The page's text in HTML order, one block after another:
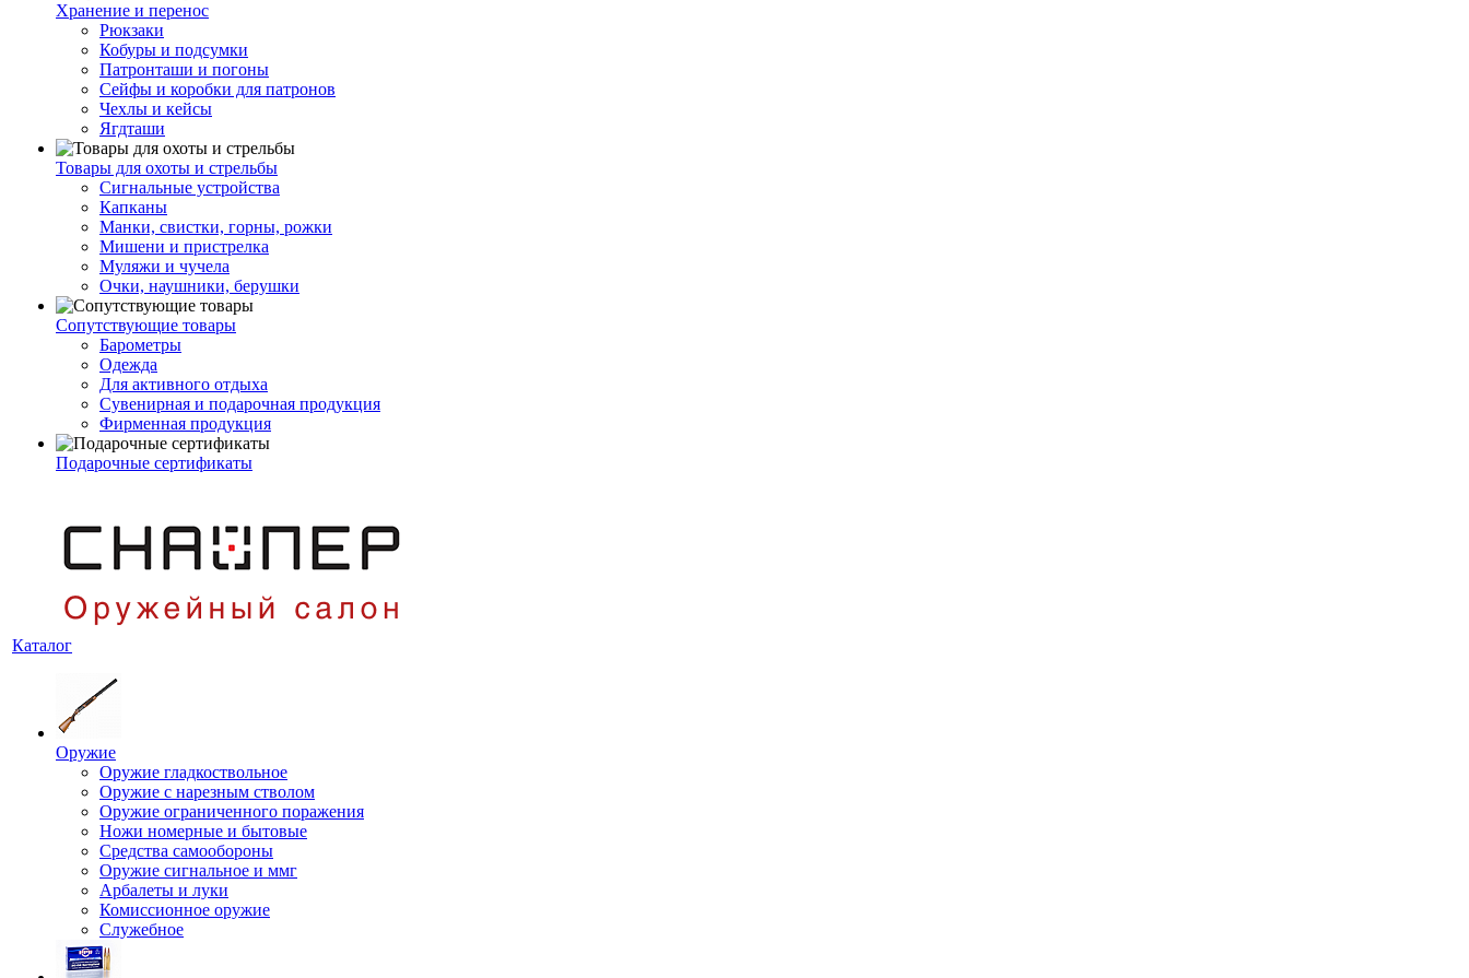
Хранение и перенос
Рюкзаки
Кобуры и подсумки
Патронташи и погоны
Сейфы и коробки для патронов
Чехлы и кейсы
Ягдташи
Товары для охоты и стрельбы
Сигнальные устройства
Капканы
Манки, свистки, горны, рожки
Мишени и пристрелка
Муляжи и чучела
Очки, наушники, берушки
Сопутствующие товары
Барометры
Одежда
Для активного отдыха
Сувенирная и подарочная продукция
Фирменная продукция
Подарочные сертификаты
Каталог
Оружие
Оружие гладкоствольное
Оружие с нарезным стволом
Оружие ограниченного поражения
Ножи номерные и бытовые
Средства самообороны
Оружие сигнальное и ммг
Арбалеты и луки
Комиссионное оружие
Служебное